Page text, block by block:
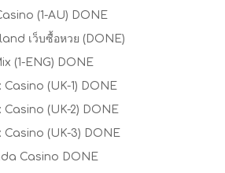
(1-AU) DONE
เว็บซื้อหวย (DONE)
(1-ENG) DONE
Casino (UK-1) DONE
Casino (UK-2) DONE
Casino (UK-3) DONE
Casino DONE